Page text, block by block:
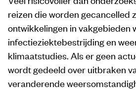
reizen die worden gecancelled
ontwikkelingen in vakgebieden
infectieziektebestrijding en
klimaatstudies. Als er geen
wordt gedeeld over uitbraken
veranderende